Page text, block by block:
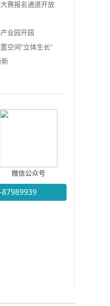
赛报名通道开放
业园开园
空间“立体生长”
新
微信公众号